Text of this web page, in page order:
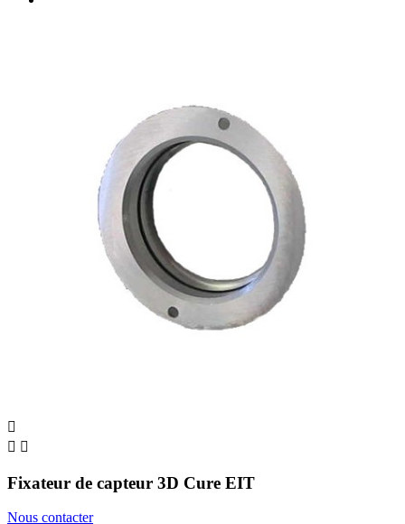

 
Fixateur de capteur 3D Cure EIT
Nous contacter